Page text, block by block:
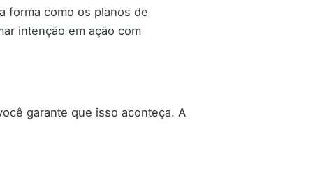
forma como os planos de
intenção em ação com
garante que isso aconteça. A